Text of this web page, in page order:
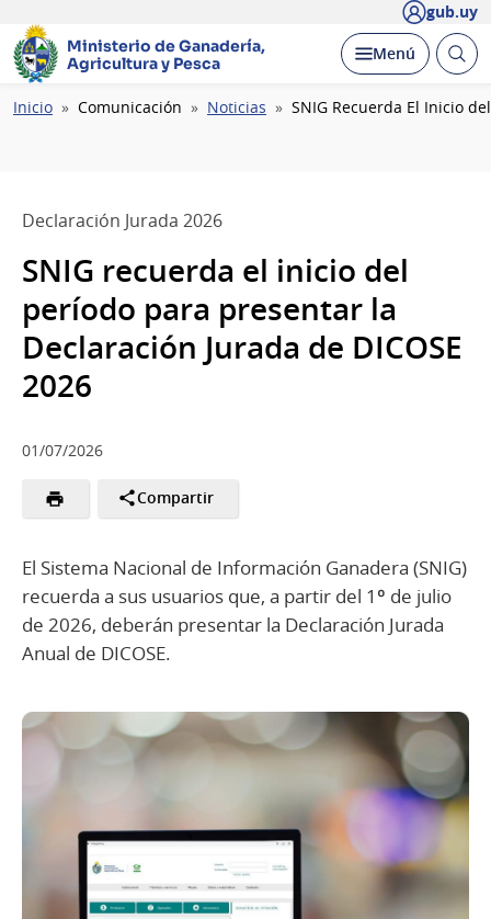
gub.uy
Ministerio de Ganadería,
Agricultura y Pesca
Desplegar
Menú Abrir
Ruta
Inicio Comunicación Noticias SNIG Recuerda El Inicio
Declaración Jurada 2026
SNIG recuerda el inicio del
período para presentar la
Declaración Jurada de DICOSE
2026
01/07/2026
Compartir
El Sistema Nacional de Información Ganadera (SNIG)
recuerda a sus usuarios que, a partir del 1º de julio
de 2026, deberán presentar la Declaración Jurada
Anual de DICOSE.